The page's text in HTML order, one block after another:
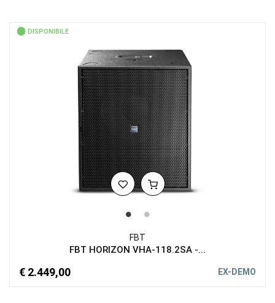
DISPONIBILE
FBT
FBT HORIZON VHA-118.2SA -...
€ 2.449,00 EX-DEMO